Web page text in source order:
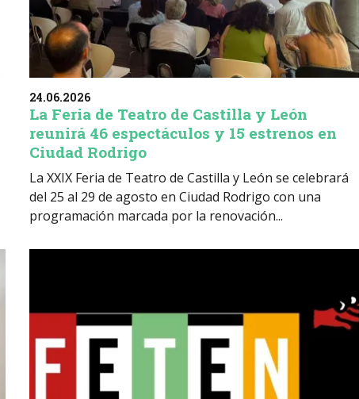
24.06.2026
La Feria de Teatro de Castilla y León
reunirá 46 espectáculos y 15 estrenos en
Ciudad Rodrigo
La XXIX Feria de Teatro de Castilla y León se celebrará
del 25 al 29 de agosto en Ciudad Rodrigo con una
programación marcada por la renovación...